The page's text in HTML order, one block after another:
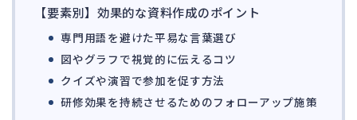
手続
私的整理 156
法的整理 474
債権者対応 19
【要素別】効果的な資料作成のポイント
専門用語を避けた平易な言葉選び
図やグラフで視覚的に伝えるコツ
クイズや演習で参加を促す方法
研修効果を持続させるためのフォローアップ施策